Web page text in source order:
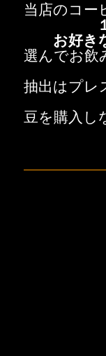
当店のコー
１杯
お好きな
選んでお飲
抽出はプレ
豆を購入し